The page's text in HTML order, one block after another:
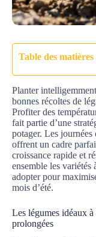
Table des matières
Planter
bonnes récoltes de
Profiter des
fait partie d’une
potager. Les journées
offrent un cadre
croissance rapide et
ensemble les variétés
adopter pour
mois d’été.
Les légumes idéaux
prolongées